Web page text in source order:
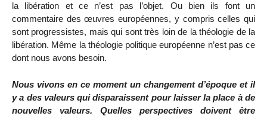
la libération et ce n’est pas l’objet. Ou bien ils font un
commentaire des œuvres européennes, y compris celles qui
sont progressistes, mais qui sont très loin de la théologie de la
libération. Même la théologie politique européenne n’est pas ce
dont nous avons besoin.
Nous vivons en ce moment un changement d’époque et il
y a des valeurs qui disparaissent pour laisser la place à de
nouvelles valeurs. Quelles perspectives doivent être